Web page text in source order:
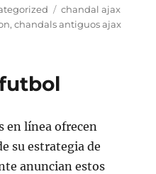
Etiquetas
chandal ajax
,chandals antiguos ajax
en línea ofrecen
su estrategia de
anuncian estos